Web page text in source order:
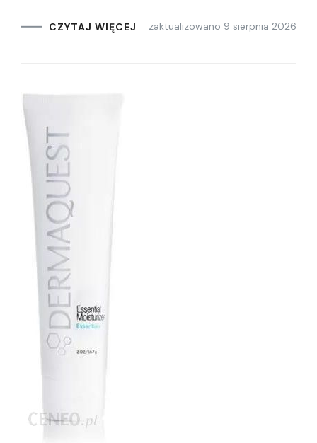
CZYTAJ WIĘCEJ zaktualizowano 9 sierpnia 2026